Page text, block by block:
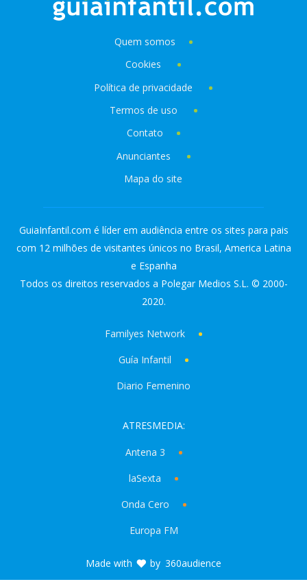
Quem somos
Cookies
Política de privacidade
Termos de uso
Contato
Anunciantes
Mapa do site
GuiaInfantil.com é líder em audiência entre os sites para pais
com 12 milhões de visitantes únicos no Brasil, America Latina
e Espanha
Todos os direitos reservados a Polegar Medios S.L. © 2000-
2020.
Familyes Network
Guía Infantil
Diario Femenino
ATRESMEDIA:
Antena 3
laSexta
Onda Cero
Europa FM
Made with by 360audience